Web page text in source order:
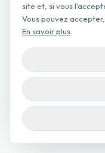
Bellepierre
Chaudron La
Le Brûlé
site et, si vous
Vous pouvez
En savoir plus